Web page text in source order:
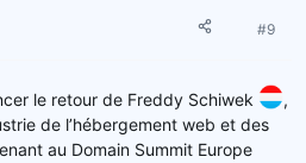
#9
le retour de Freddy Schiwek
,
de l’hébergement web et des
au Domain Summit Europe